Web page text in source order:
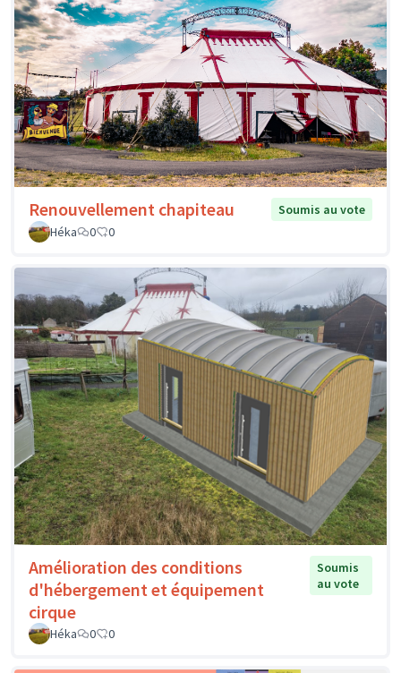
Renouvellement chapiteau
Soumis au vote
Héka
0 0
Amélioration des conditions
d'hébergement et équipement
cirque
Soumis
au vote
Héka 0 0